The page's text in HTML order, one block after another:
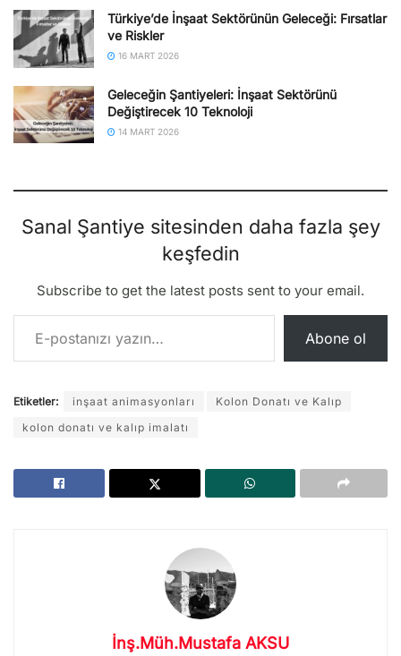
Türkiye’de İnşaat Sektörünün Geleceği: Fırsatlar
ve Riskler
16 MART 2026
Geleceğin Şantiyeleri: İnşaat Sektörünü
Değiştirecek 10 Teknoloji
14 MART 2026
Sanal Şantiye sitesinden daha fazla şey
keşfedin
Subscribe to get the latest posts sent to your email.
E-postanızı yazın…
Abone ol
Etiketler: inşaat animasyonları
Kolon Donatı ve Kalıp
kolon donatı ve kalıp imalatı
İnş.Müh.Mustafa AKSU